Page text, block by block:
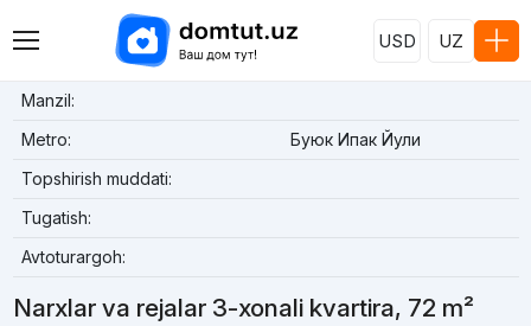
USD UZ
Manzil:
Metro:
Буюк Ипак Йули
Topshirish muddati:
Tugatish:
Avtoturargoh:
Narxlar va rejalar 3-xonali kvartira, 72 m²